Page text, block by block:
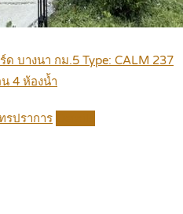
ด บางนา กม.5 Type: CALM 237
4 ห้องน้ำ
รปราการ